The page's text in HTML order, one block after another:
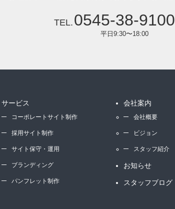
0545-38-9100
平日9:30〜18:00
サービス
コーポレートサイト制作
採用サイト制作
サイト保守・運用
ブランディング
パンフレット制作
会社案内
会社概要
ビジョン
スタッフ紹介
お知らせ
スタッフブログ